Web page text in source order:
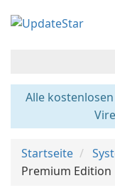
Alle
Startseite
Premium Edition